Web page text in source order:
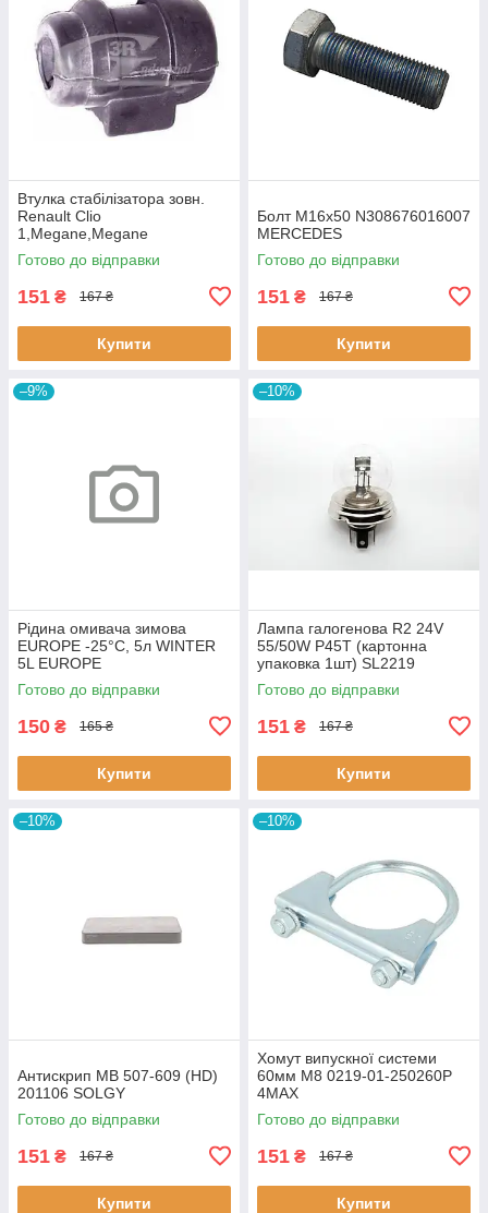
Втулка стабiлізатора зовн.
Renault Clio
1,Megane,Megane
Classic,Megane Scenic,R19
60643 3RG
Готово до відправки
151 ₴ 167 ₴
Купити
Болт M16x50 N308676016007
MERCEDES
Готово до відправки
151 ₴ 167 ₴
Купити
–9%
Рідина омивача зимова
EUROPE -25°C, 5л WINTER
5L EUROPE
Готово до відправки
150 ₴ 165 ₴
Купити
–10%
Лампа галогенова R2 24V
55/50W P45T (картонна
упаковка 1шт) SL2219
SHAFER
Готово до відправки
151 ₴ 167 ₴
Купити
–10%
Антискрип MB 507-609 (HD)
201106 SOLGY
Готово до відправки
151 ₴ 167 ₴
Купити
–10%
Хомут випускної системи
60мм M8 0219-01-250260P
4MAX
Готово до відправки
151 ₴ 167 ₴
Купити